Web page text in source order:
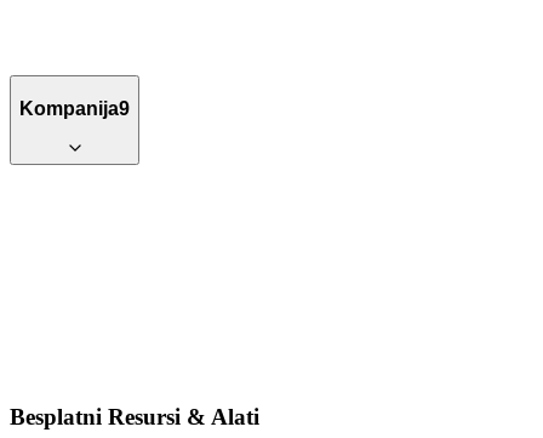
Kompanija9
Besplatni Resursi & Alati